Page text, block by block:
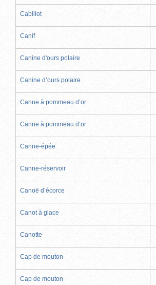
Cabillot
Canif
Canine d'ours polaire
Canine d’ours polaire
Canne à pommeau d’or
Canne à pommeau d’or
Canne-épée
Canne-réservoir
Canoë d’écorce
Canot à glace
Canotte
Cap de mouton
Cap de mouton